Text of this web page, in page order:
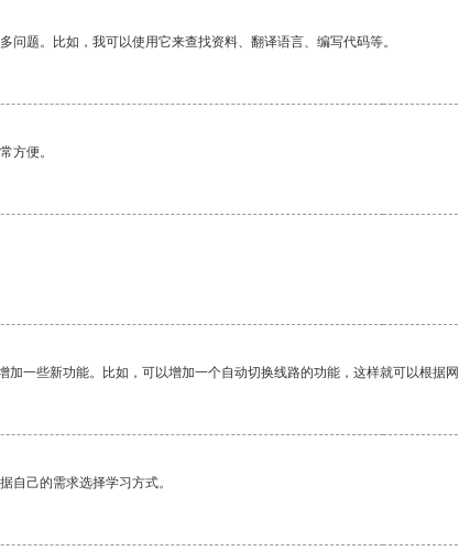
问题。比如，我可以使用它来查找资料、翻译语言、编写代码等。
方便。
一些新功能。比如，可以增加一个自动切换线路的功能，这样就可以根据
自己的需求选择学习方式。